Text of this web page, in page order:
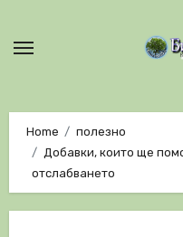
Home
полезно
Добавки, които ще
отслабването